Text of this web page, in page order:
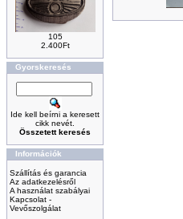
105
2.400Ft
Gyorskeresés
Ide kell beírni a keresett
cikk nevét.
Összetett keresés
Információk
Szállítás és garancia
Az adatkezelésről
A használat szabályai
Kapcsolat -
Vevőszolgálat